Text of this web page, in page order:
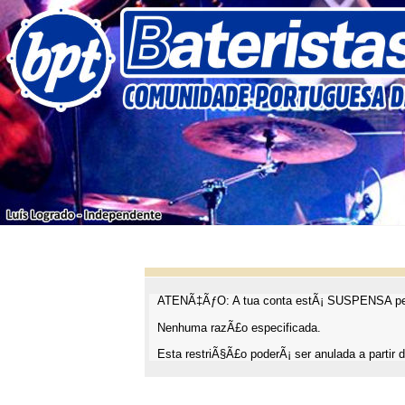
ATENÃ‡ÃƒO: A tua conta estÃ¡ SUSPENSA
Nenhuma razÃ£o especificada.
Esta restriÃ§Ã£o poderÃ¡ ser anulada a partir